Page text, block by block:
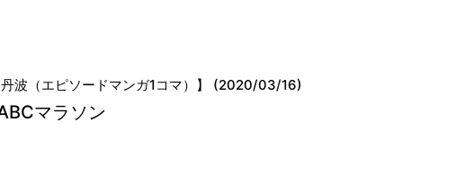
波（エピソードマンガ1コマ）】 (2020/03/16)
マラソン